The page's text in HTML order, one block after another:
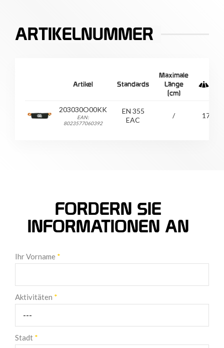
ARTIKELNUMMER
Artikel Standards
Maximale
Länge
(cm)
203030O00KK
EAN:
8023577060392
EN 355
EAC
/ 175
FORDERN SIE
INFORMATIONEN AN
Ihr Vorname *
Aktivitäten *
Stadt *